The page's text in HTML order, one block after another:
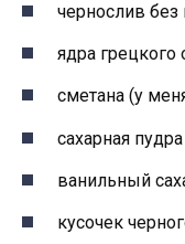
чернослив
ядра грецкого
сметана (у
сахарная
ванильный
кусочек